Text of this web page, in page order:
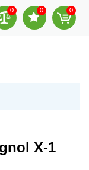
0 0 0
X-1